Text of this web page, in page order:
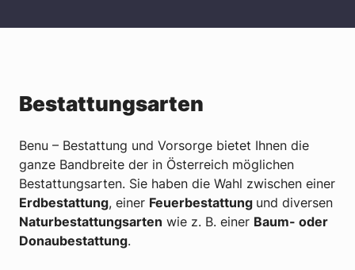
Bestattungsarten
Benu – Bestattung und Vorsorge bietet Ihnen die
ganze Bandbreite der in Österreich möglichen
Bestattungsarten. Sie haben die Wahl zwischen einer
Erdbestattung, einer Feuerbestattung und diversen
Naturbestattungsarten wie z. B. einer Baum- oder
Donaubestattung.